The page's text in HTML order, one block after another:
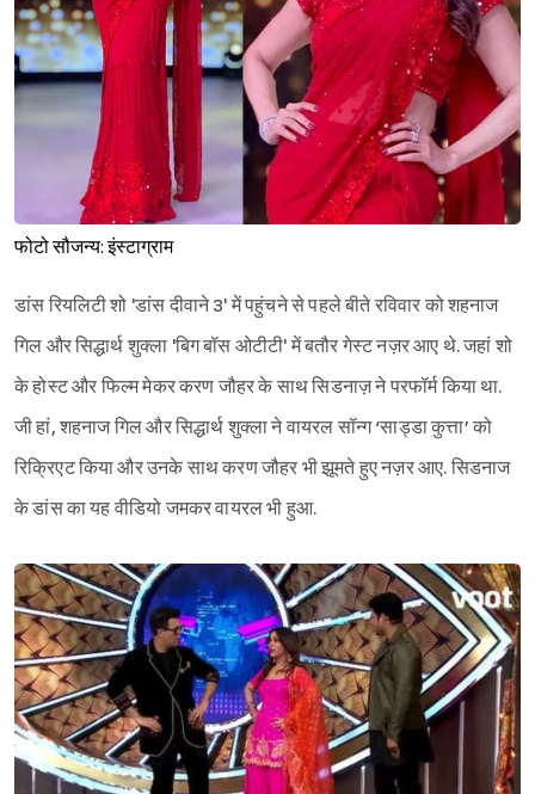
फोटो सौजन्य: इंस्टाग्राम
डांस रियलिटी शो 'डांस दीवाने 3' में पहुंचने से पहले बीते रविवार को शहनाज
गिल और सिद्धार्थ शुक्ला 'बिग बॉस ओटीटी' में बतौर गेस्ट नज़र आए थे. जहां शो
के होस्ट और फिल्म मेकर करण जौहर के साथ सिडनाज़ ने परफॉर्म किया था.
जी हां, शहनाज गिल और सिद्धार्थ शुक्ला ने वायरल सॉन्ग ‘साड्डा कुत्ता’ को
रिक्रिएट किया और उनके साथ करण जौहर भी झूमते हुए नज़र आए. सिडनाज
के डांस का यह वीडियो जमकर वायरल भी हुआ.